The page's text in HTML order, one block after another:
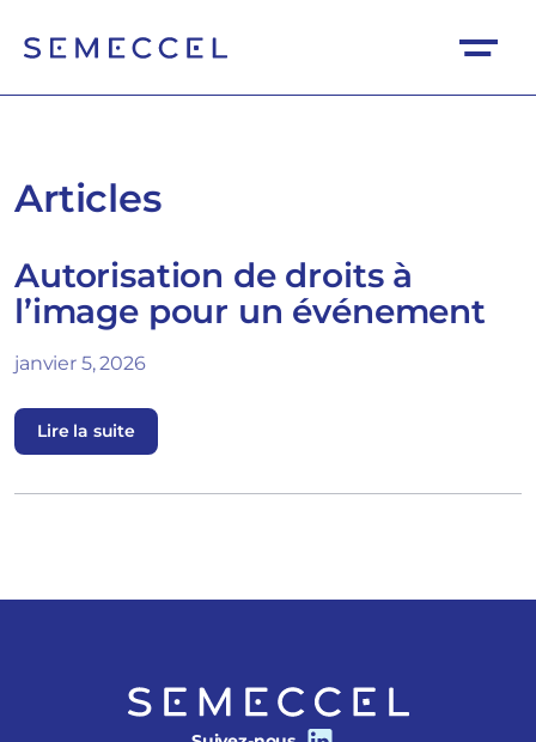
Articles
Autorisation de droits à
l’image pour un événement
janvier 5, 2026
Lire la suite